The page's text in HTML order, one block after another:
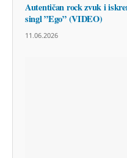
Autentičan rock zvuk i
singl ”Ego” (VIDEO)
11.06.2026